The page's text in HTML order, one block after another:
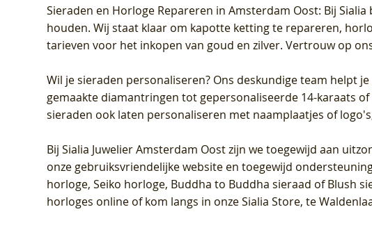
Sieraden en Horloge Repareren in Amsterdam Oost: Bij
houden. Wij staat klaar om kapotte ketting te repareren,
tarieven voor het inkopen van goud en zilver. Vertrouw op
Wil je sieraden personaliseren? Ons deskundige team helpt
gemaakte diamantringen tot gepersonaliseerde 14-karaats
sieraden ook laten personaliseren met naamplaatjes of
BijSialia Juwelier Amsterdam Oostzijn we toegewijd aan
onze gebruiksvriendelijke website en toegewijd
horloge, Seiko horloge, Buddha to Buddha sieraad of Blush
horloges online of kom langs in onze Sialia Store, te